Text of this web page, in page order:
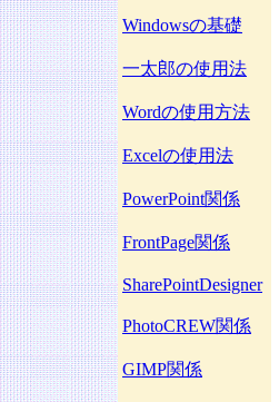
Windowsの基礎
一太郎の使用法
Wordの使用方法
Excelの使用法
PowerPoint関係
FrontPage関係
SharePointDesigner
PhotoCREW関係
GIMP関係